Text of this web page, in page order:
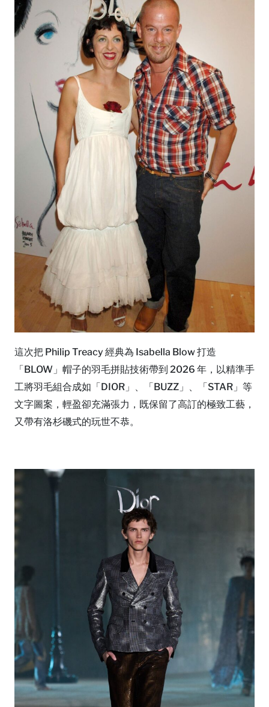
這次把 Philip Treacy 經典為 Isabella Blow 打造
「BLOW」帽子的羽毛拼貼技術帶到 2026 年，以精準手
工將羽毛組合成如「DIOR」、「BUZZ」、「STAR」等
文字圖案，輕盈卻充滿張力，既保留了高訂的極致工藝，
又帶有洛杉磯式的玩世不恭。